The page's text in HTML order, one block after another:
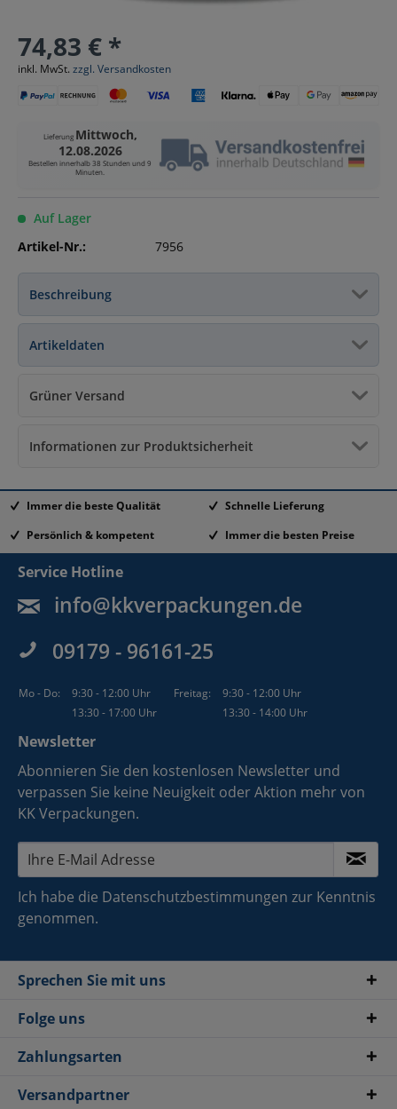
74,83 € *
inkl. MwSt. zzgl. Versandkosten
Lieferung Mittwoch,
12.08.2026
Bestellen innerhalb 38 Stunden und 9
Minuten
Auf Lager
Artikel-Nr.:
7956
Beschreibung
Artikeldaten
Grüner Versand
Informationen zur Produktsicherheit
Immer die beste Qualität
Schnelle Lieferung
Persönlich & kompetent
Immer die besten Preise
Service Hotline
info@kkverpackungen.de
09179 - 96161-25
Mo - Do: 9:30 - 12:00 Uhr Freitag:
9:30 - 12:00 Uhr
13:30 - 17:00 Uhr
13:30 - 14:00 Uhr
Newsletter
Abonnieren Sie den kostenlosen Newsletter und
verpassen Sie keine Neuigkeit oder Aktion mehr von
KK Verpackungen.
Ich habe die Datenschutzbestimmungen zur Kenntnis
genommen.
Sprechen Sie mit uns
Folge uns
Zahlungsarten
Versandpartner